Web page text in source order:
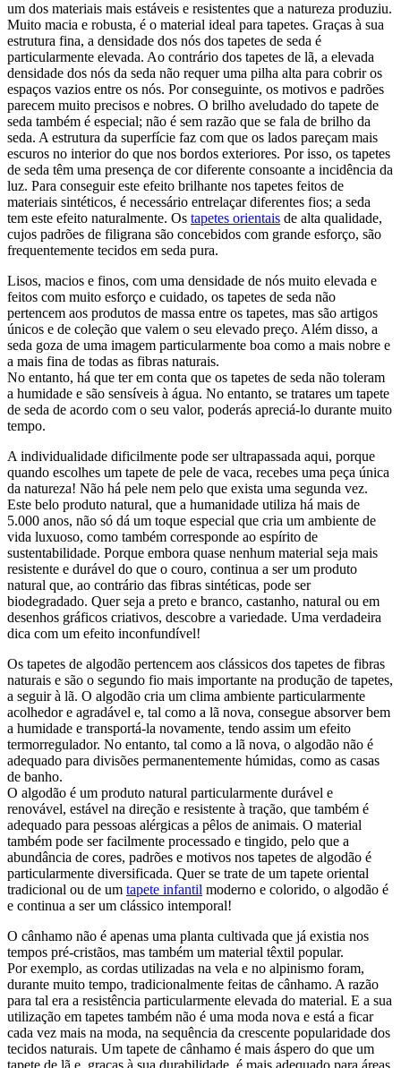
um dos materiais mais estáveis e resistentes que a natureza produziu.
Muito macia e robusta, é o material ideal para tapetes. Graças à sua
estrutura fina, a densidade dos nós dos tapetes de seda é
particularmente elevada. Ao contrário dos tapetes de lã, a elevada
densidade dos nós da seda não requer uma pilha alta para cobrir os
espaços vazios entre os nós. Por conseguinte, os motivos e padrões
parecem muito precisos e nobres. O brilho aveludado do tapete de
seda também é especial; não é sem razão que se fala de brilho da
seda. A estrutura da superfície faz com que os lados pareçam mais
escuros no interior do que nos bordos exteriores. Por isso, os tapetes
de seda têm uma presença de cor diferente consoante a incidência da
luz. Para conseguir este efeito brilhante nos tapetes feitos de
materiais sintéticos, é necessário entrelaçar diferentes fios; a seda
tem este efeito naturalmente. Os tapetes orientais de alta qualidade,
cujos padrões de filigrana são concebidos com grande esforço, são
frequentemente tecidos em seda pura.
Lisos, macios e finos, com uma densidade de nós muito elevada e
feitos com muito esforço e cuidado, os tapetes de seda não
pertencem aos produtos de massa entre os tapetes, mas são artigos
únicos e de coleção que valem o seu elevado preço. Além disso, a
seda goza de uma imagem particularmente boa como a mais nobre e
a mais fina de todas as fibras naturais.
No entanto, há que ter em conta que os tapetes de seda não toleram
a humidade e são sensíveis à água. No entanto, se tratares um tapete
de seda de acordo com o seu valor, poderás apreciá-lo durante muito
tempo.
A individualidade dificilmente pode ser ultrapassada aqui, porque
quando escolhes um tapete de pele de vaca, recebes uma peça única
da natureza! Não há pele nem pelo que exista uma segunda vez.
Este belo produto natural, que a humanidade utiliza há mais de
5.000 anos, não só dá um toque especial que cria um ambiente de
vida luxuoso, como também corresponde ao espírito de
sustentabilidade. Porque embora quase nenhum material seja mais
resistente e durável do que o couro, continua a ser um produto
natural que, ao contrário das fibras sintéticas, pode ser
biodegradado. Quer seja a preto e branco, castanho, natural ou em
desenhos gráficos criativos, descobre a variedade. Uma verdadeira
dica com um efeito inconfundível!
Os tapetes de algodão pertencem aos clássicos dos tapetes de fibras
naturais e são o segundo fio mais importante na produção de tapetes,
a seguir à lã. O algodão cria um clima ambiente particularmente
acolhedor e agradável e, tal como a lã nova, consegue absorver bem
a humidade e transportá-la novamente, tendo assim um efeito
termorregulador. No entanto, tal como a lã nova, o algodão não é
adequado para divisões permanentemente húmidas, como as casas
de banho.
O algodão é um produto natural particularmente durável e
renovável, estável na direção e resistente à tração, que também é
adequado para pessoas alérgicas a pêlos de animais. O material
também pode ser facilmente processado e tingido, pelo que a
abundância de cores, padrões e motivos nos tapetes de algodão é
particularmente diversificada. Quer se trate de um tapete oriental
tradicional ou de um tapete infantil moderno e colorido, o algodão é
e continua a ser um clássico intemporal!
O cânhamo não é apenas uma planta cultivada que já existia nos
tempos pré-cristãos, mas também um material têxtil popular.
Por exemplo, as cordas utilizadas na vela e no alpinismo foram,
durante muito tempo, tradicionalmente feitas de cânhamo. A razão
para tal era a resistência particularmente elevada do material. E a sua
utilização em tapetes também não é uma moda nova e está a ficar
cada vez mais na moda, na sequência da crescente popularidade dos
tecidos naturais. Um tapete de cânhamo é mais áspero do que um